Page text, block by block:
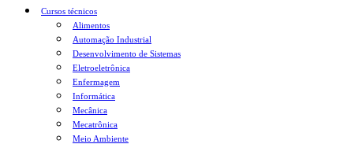
Cursos técnicos
Alimentos
Automação Industrial
Desenvolvimento de Sistemas
Eletroeletrônica
Enfermagem
Informática
Mecânica
Mecatrônica
Meio Ambiente